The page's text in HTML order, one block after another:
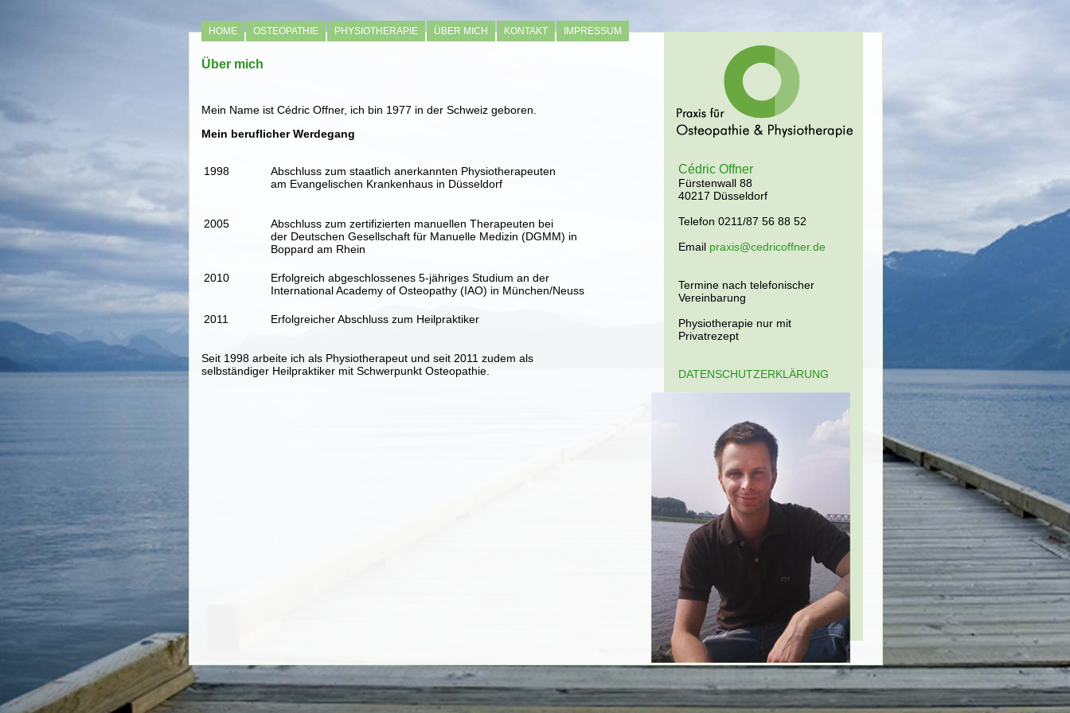
HOME OSTEOPATHIE PHYSIOTHERAPIE ÜBER MICH KONTAKT IMPRESSUM
Cédric Offner
Fürstenwall 88
40217 Düsseldorf
Telefon 0211/87 56 88 52
Email praxis@cedricoffner.de
Termine nach telefonischer
Vereinbarung
Physiotherapie nur mit
Privatrezept
DATENSCHUTZERKLÄRUNG
Über mich
Mein Name ist Cédric Offner, ich bin 1977 in der Schweiz geboren.
Mein beruflicher Werdegang
1998
Abschluss zum staatlich anerkannten Physiotherapeuten
am Evangelischen Krankenhaus in Düsseldorf
2005
Abschluss zum zertifizierten manuellen Therapeuten bei
der Deutschen Gesellschaft für Manuelle Medizin (DGMM) in
Boppard am Rhein
2010
Erfolgreich abgeschlossenes 5-jähriges Studium an der
International Academy of Osteopathy (IAO) in München/Neuss
2011 Erfolgreicher Abschluss zum Heilpraktiker
Seit 1998 arbeite ich als Physiotherapeut und seit 2011 zudem als
selbständiger Heilpraktiker mit Schwerpunkt Osteopathie.